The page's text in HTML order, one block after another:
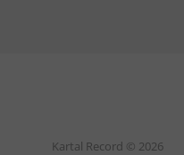
Kartal Record © 2026